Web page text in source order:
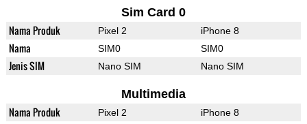
Sim Card 0
Nama Produk Pixel 2 iPhone 8
Nama SIM0 SIM0
Jenis SIM Nano SIM Nano SIM
Multimedia
Nama Produk Pixel 2 iPhone 8